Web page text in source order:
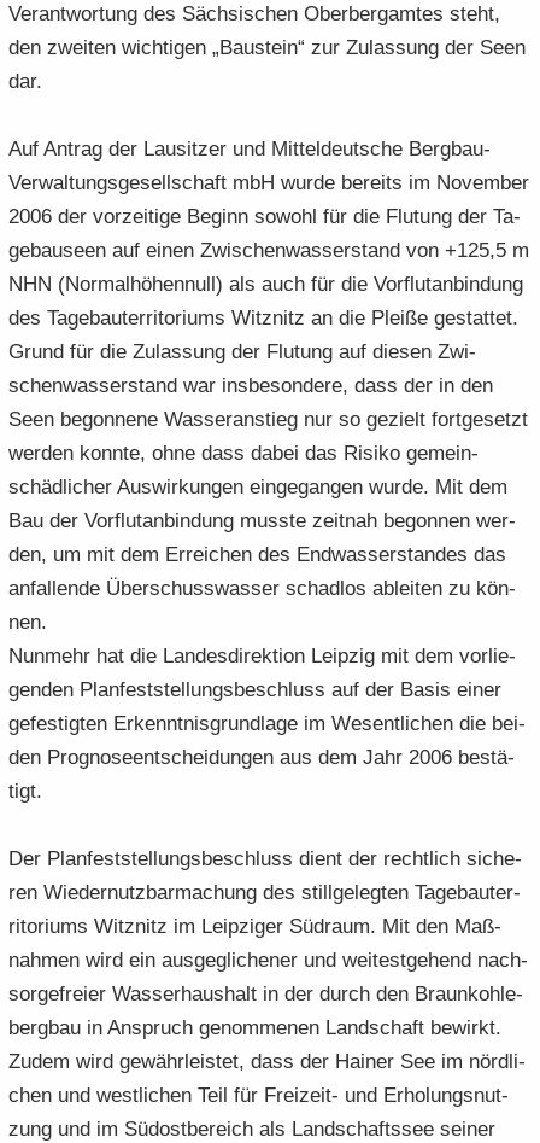
Ver­ant­wor­tung des Säch­si­schen Ober­berg­am­tes steht,
den zwei­ten wich­ti­gen „Bau­stein“ zur Zu­las­sung der Seen
dar.
Auf An­trag der Lau­sit­zer und Mit­tel­deut­sche Bergbau-​
Verwaltungsgesellschaft mbH wurde be­reits im No­vem­ber
2006 der vor­zei­ti­ge Be­ginn so­wohl für die Flu­tung der Ta­
ge­bau­se­en auf einen Zwi­schen­was­ser­stand von +125,5 m
NHN (Nor­mal­hö­hen­null) als auch für die Vor­flut­an­bin­dung
des Ta­ge­bau­ter­ri­to­ri­ums Witz­nitz an die Plei­ße ge­stat­tet.
Grund für die Zu­las­sung der Flu­tung auf die­sen Zwi­
schen­was­ser­stand war ins­be­son­de­re, dass der in den
Seen be­gon­ne­ne Was­ser­an­stieg nur so ge­zielt fort­ge­setzt
wer­den konn­te, ohne dass dabei das Ri­si­ko ge­mein­
schäd­li­cher Aus­wir­kun­gen ein­ge­gan­gen wurde. Mit dem
Bau der Vor­flut­an­bin­dung muss­te zeit­nah be­gon­nen wer­
den, um mit dem Er­rei­chen des End­was­ser­stan­des das
an­fal­len­de Über­schuss­was­ser schad­los ab­lei­ten zu kön­
nen.
Nun­mehr hat die Lan­des­di­rek­ti­on Leip­zig mit dem vor­lie­
gen­den Plan­fest­stel­lungs­be­schluss auf der Basis einer
ge­fes­tig­ten Er­kennt­nis­grund­la­ge im We­sent­li­chen die bei­
den Pro­gno­se­ent­schei­dun­gen aus dem Jahr 2006 be­stä­
tigt.
Der Plan­fest­stel­lungs­be­schluss dient der recht­lich si­che­
ren Wie­der­nutz­bar­ma­chung des still­ge­leg­ten Ta­ge­bau­ter­
ri­to­ri­ums Witz­nitz im Leip­zi­ger Süd­raum. Mit den Maß­
nah­men wird ein aus­ge­gli­che­ner und wei­test­ge­hend nach­
sor­ge­frei­er Was­ser­haus­halt in der durch den Braun­koh­le­
berg­bau in An­spruch ge­nom­me­nen Land­schaft be­wirkt.
Zudem wird ge­währ­leis­tet, dass der Hai­ner See im nörd­li­
chen und west­li­chen Teil für Freizeit-​ und Er­ho­lungs­nut­
zung und im Süd­ost­be­reich als Land­schafts­see sei­ner